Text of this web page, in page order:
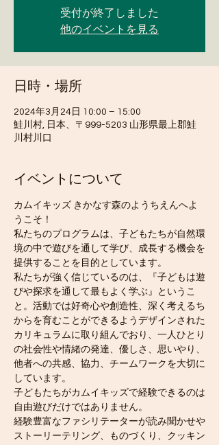
受付が終了しました
他のイベントを見る
日時・場所
2024年3月24日 10:00 – 15:00
鮭川村, 日本、〒999-5203 山形県最上郡鮭
川村川口
イベントについて
カムイキッズ きかなす森のようちえんへよ
うこそ！
私たちのプログラムは、子どもたちが自然環
境の中で遊びを通して学び、成長する機会を
提供することを目的としています。
私たちが強く信じているのは、『子どもは遊
びや探求を通して最もよく学ぶ』というこ
と。活動では好奇心や創造性、深く考えるち
からを育むことができるようデザインされた
カリキュラムに取り組んでおり、一人ひとり
の社会性や情緒の発達、優しさ、思いやり、
他者への共感、協力、チームワークを大切に
しています。
子どもたちがカムイキッズで経験できるのは
自由遊びだけではありません。
経験豊富なファシリテーターが読み聞かせや
ストーリーテリング、ものづくり、クッキン